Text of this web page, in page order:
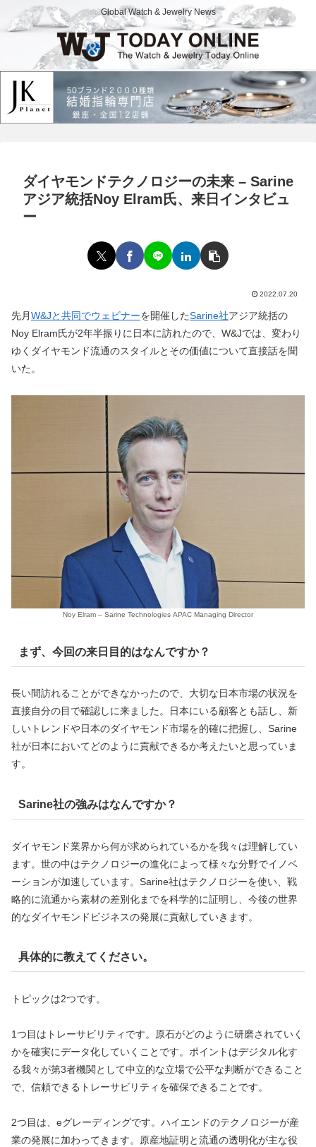
Global Watch & Jewelry News
ダイヤモンドテクノロジーの未来 – Sarine
アジア統括Noy Elram氏、来日インタビュ
ー
2022.07.20
先月W&Jと共同でウェビナーを開催したSarine社アジア統括の
Noy Elram氏が2年半振りに日本に訪れたので、W&Jでは、変わり
ゆくダイヤモンド流通のスタイルとその価値について直接話を聞
いた。
Noy Elram – Sarine Technologies APAC Managing Director
まず、今回の来日目的はなんですか？
長い間訪れることができなかったので、大切な日本市場の状況を
直接自分の目で確認しに来ました。日本にいる顧客とも話し、新
しいトレンドや日本のダイヤモンド市場を的確に把握し、Sarine
社が日本においてどのように貢献できるか考えたいと思っていま
す。
Sarine社の強みはなんですか？
ダイヤモンド業界から何が求められているかを我々は理解してい
ます。世の中はテクノロジーの進化によって様々な分野でイノベ
ーションが加速しています。Sarine社はテクノロジーを使い、戦
略的に流通から素材の差別化までを科学的に証明し、今後の世界
的なダイヤモンドビジネスの発展に貢献していきます。
具体的に教えてください。
トピックは2つです。
1つ目はトレーサビリティです。原石がどのように研磨されていく
かを確実にデータ化していくことです。ポイントはデジタル化す
る我々が第3者機関として中立的な立場で公平な判断ができること
で、信頼できるトレーサビリティを確保できることです。
2つ目は、eグレーディングです。ハイエンドのテクノロジーが産
業の発展に加わってきます。原産地証明と流通の透明化が主な役